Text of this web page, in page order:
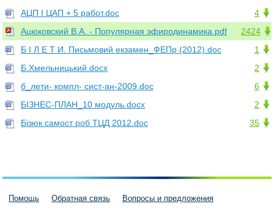
4
АЦП І ЦАП + 5 работ.doc
2424
Ацюковский В.А. - Популярная эфиродинамика.pdf
1
Б І Л Е Т И. Письмовий екзамен_ФЕПр (2012).doc
2
Б.Хмельницький.docx
6
б_лети- компл- сист-ан-2009.doc
2
БІЗНЕС-ПЛАН_10 модуль.docx
35
Бізюк самост роб TЦД 2012.doc
Помощь Обратная связь Вопросы и предложения